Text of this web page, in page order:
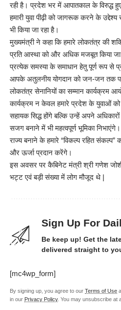
रही है। प्रदेश भर में आपातकाल के विरुद्ध
हमारी युवा पीढ़ी को जागरूक करने के उद्देश्य
भी किया जा रहा है।
मुख्यमंत्री ने कहा कि हमारे लोकतंत्र की
प्रति आस्था को और अधिक मजबूत किया
प्रत्येक समस्या के समाधान हेतु पूर्ण रूप से
आपके अतुलनीय योगदान को जन-जन तक
लोकतंत्र सेनानियों का सम्मान कार्यक्रम
कार्यक्रम न केवल हमारे प्रदेश के युवाओं
सहायक सिद्ध होंगे बल्कि उन्हें अपने
सजग बनाने में भी महत्वपूर्ण भूमिका
राज्य बनाने के हमारे “विकल्प रहित
और ऊर्जा प्रदान करेंगे।
इस अवसर पर कैबिनेट मंत्री श्री गणेश
भट्ट एवं बड़ी संख्या में लोग मौजूद थे |
Sign Up For
Be keep up! Get the
delivered straight to
[mc4wp_form]
By signing up, you agree to our Terms of Use
in our Privacy Policy. You may unsubscribe at